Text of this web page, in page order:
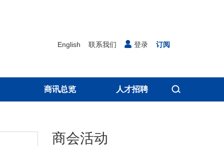
English 联系我们 登录 订阅
商讯总览 人才招聘
商会活动